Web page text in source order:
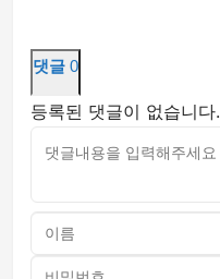
댓글 0
등록된 댓글이 없습니다.